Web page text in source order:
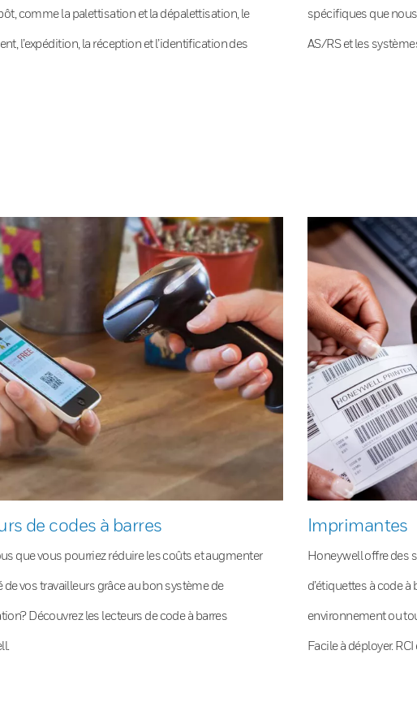
comme la palettisation et la dépalettisation, le
l’expédition, la réception et l’identification des
spécifiques que
AS/RS et les
de codes à barres
que vous pourriez réduire les coûts et augmenter
de vos travailleurs grâce au bon système de
Découvrez les lecteurs de code à barres
Imprimantes
Honeywell offre des
d’étiquettes à code
environnement ou
Facile à déployer. RCI